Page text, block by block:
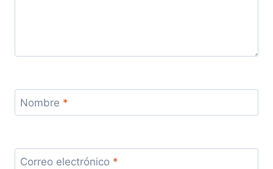
Nombre *
Correo electrónico *